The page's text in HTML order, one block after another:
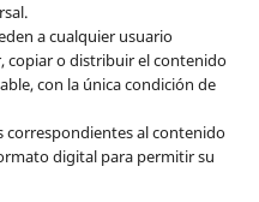
a cualquier usuario
copiar o distribuir el contenido
con la única condición de
correspondientes al contenido
digital para permitir su